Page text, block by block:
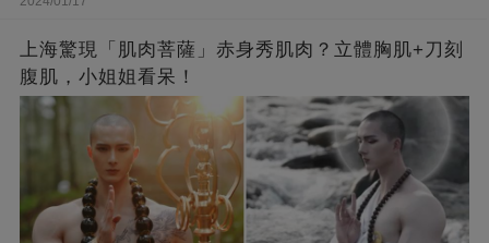
上海驚現「肌肉菩薩」赤身秀肌肉？立體胸肌+刀刻
腹肌，小姐姐看呆！